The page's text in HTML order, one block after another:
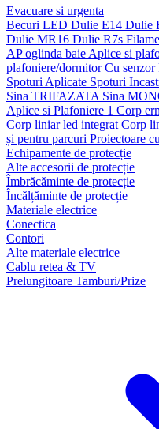
Evacuare si urgenta
Becuri LED Dulie E14 Dulie
Dulie MR16 Dulie R7s
AP oglinda baie Aplice si
plafoniere/dormitorCu senzor
Spoturi Aplicate Spoturi
Sina TRIFAZATA Sina
Aplice si Plafoniere 1 Corp
Corp liniar led integrat Corp
și pentru parcuri Proiectoare
Echipamente de protecție
Alte accesorii de protecție
Îmbrăcăminte de protecție
Încălțăminte de protecție
Materiale electrice
Conectica
Contori
Alte materiale electrice
Cablu retea & TV
Prelungitoare Tamburi/Prize